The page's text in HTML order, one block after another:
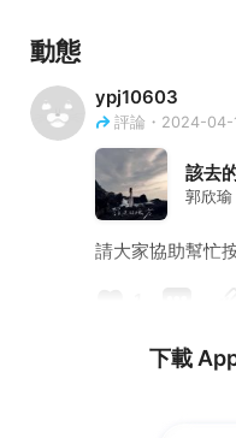
動態
ypj10603
評論・2024-04-
該去
郭欣瑜
請大家協助幫忙
下載